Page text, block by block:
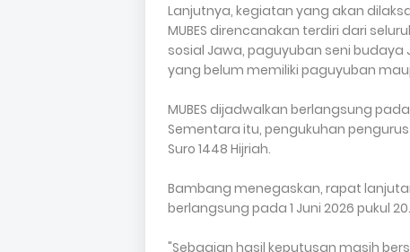
Lanjutnya, kegiatan yang akan
MUBES direncanakan terdiri dari
sosial Jawa, paguyuban seni
yang belum memiliki paguyuban
MUBES dijadwalkan berlangsung pada
Sementara itu, pengukuhan
Suro 1448 Hijriah.
Bambang menegaskan, rapat
berlangsung pada 1 Juni 2026 pukul
"Sebagian hasil keputusan masih